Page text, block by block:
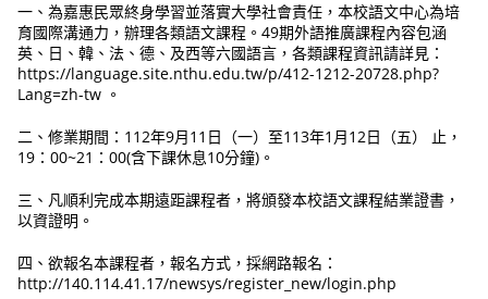
一、為嘉惠民眾終身學習並落實大學社會責任，本校語文中心為培
育國際溝通力，辦理各類語文課程。49期外語推廣課程內容包涵
英、日、韓、法、德、及西等六國語言，各類課程資訊請詳見：
https://language.site.nthu.edu.tw/p/412-1212-20728.php?
Lang=zh-tw 。
二、修業期間：112年9月11日（一）至113年1月12日（五） 止，
19：00~21：00(含下課休息10分鐘)。
三、凡順利完成本期遠距課程者，將頒發本校語文課程結業證書，
以資證明。
四、欲報名本課程者，報名方式，採網路報名：
http://140.114.41.17/newsys/register_new/login.php